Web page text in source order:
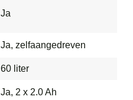
Ja
Ja, zelfaangedreven
60 liter
Ja, 2 x 2.0 Ah